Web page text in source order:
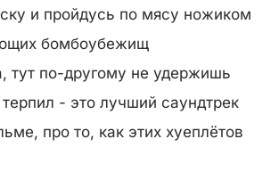
и пройдусь по мясу ножиком
бомбоубежищ
тут по-другому не удержишь
- это лучший саундтрек
про то, как этих хуеплётов